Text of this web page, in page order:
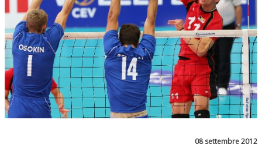
08 settembre 2012